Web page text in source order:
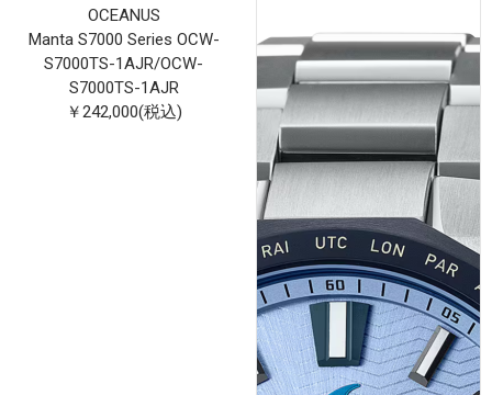
OCEANUS
Manta S7000 Series OCW-
S7000TS-1AJR/OCW-
S7000TS-1AJR
￥242,000(税込)